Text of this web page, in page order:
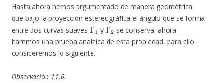
Hasta ahora hemos argumentado de manera geométrica
que bajo la proyección estereográfica el ángulo que se forma
entre dos curvas suaves
Γ1
y
Γ2
se conserva, ahora
haremos una prueba analítica de esta propiedad, para ello
consideremos lo siguiente.
Observación 11.6.